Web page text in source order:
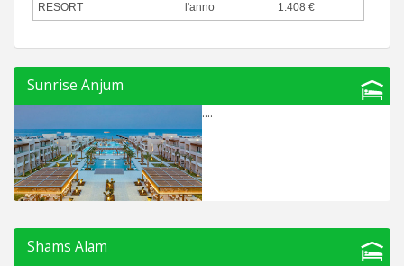
RESORT
l'anno
1.408 €
Sunrise Anjum
....
Shams Alam